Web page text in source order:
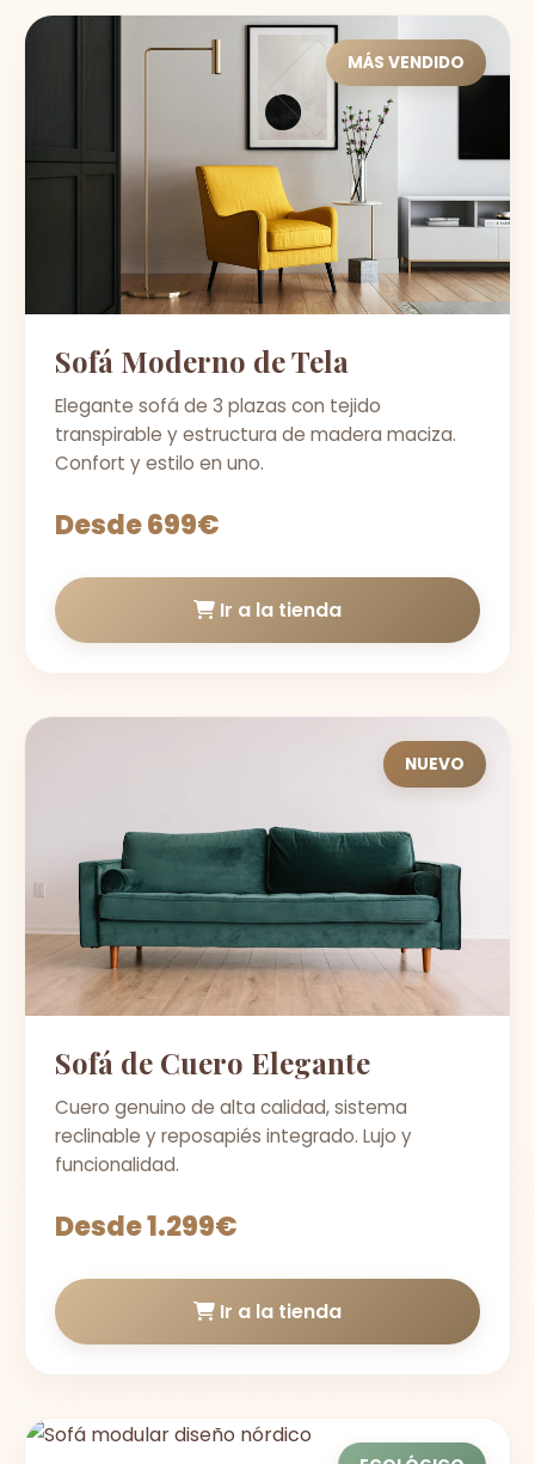
MÁS VENDIDO
Sofá Moderno de Tela
Elegante sofá de 3 plazas con tejido
transpirable y estructura de madera maciza.
Confort y estilo en uno.
Desde 699€
Ir a la tienda
NUEVO
Sofá de Cuero Elegante
Cuero genuino de alta calidad, sistema
reclinable y reposapiés integrado. Lujo y
funcionalidad.
Desde 1.299€
Ir a la tienda